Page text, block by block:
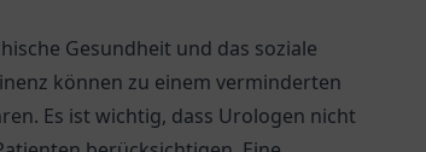
Gesundheit und das soziale
können zu einem verminderten
Es ist wichtig, dass Urologen nicht